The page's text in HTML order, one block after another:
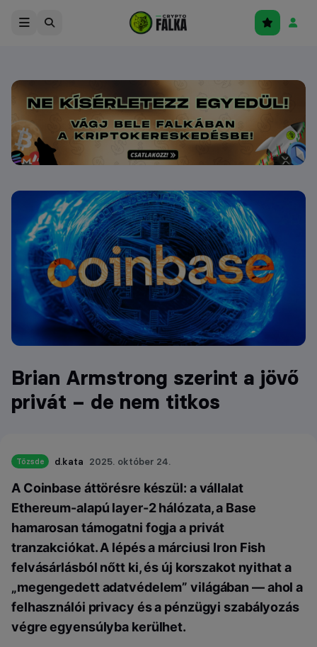
Brian Armstrong szerint a jövő
privát – de nem titkos
Tőzsde d.kata 2025. október 24.
A Coinbase áttörésre készül: a vállalat
Ethereum-alapú layer-2 hálózata, a Base
hamarosan támogatni fogja a privát
tranzakciókat. A lépés a márciusi Iron Fish
felvásárlásból nőtt ki, és új korszakot nyithat a
„megengedett adatvédelem” világában — ahol a
felhasználói privacy és a pénzügyi szabályozás
végre egyensúlyba kerülhet.